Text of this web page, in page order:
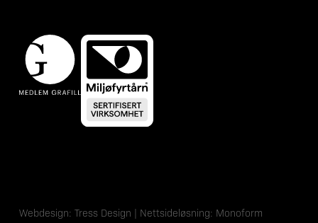
Webdesign: Tress Design | Nettsideløsning: Monoform